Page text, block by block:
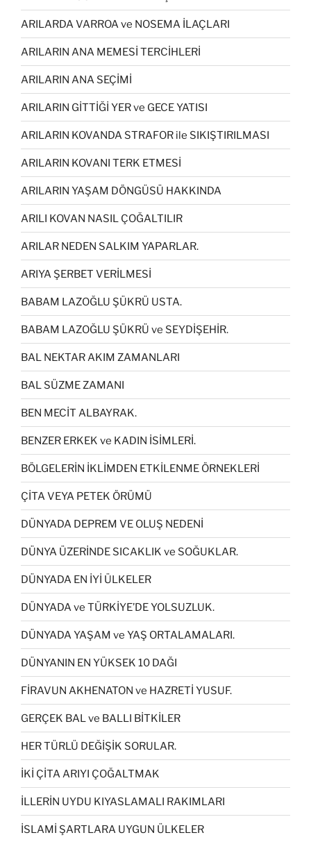
ARILARDA VARROA ve NOSEMA İLAÇLARI
ARILARIN ANA MEMESİ TERCİHLERİ
ARILARIN ANA SEÇİMİ
ARILARIN GİTTİĞİ YER ve GECE YATISI
ARILARIN KOVANDA STRAFOR ile SIKIŞTIRILMASI
ARILARIN KOVANI TERK ETMESİ
ARILARIN YAŞAM DÖNGÜSÜ HAKKINDA
ARILI KOVAN NASIL ÇOĞALTILIR
ARILAR NEDEN SALKIM YAPARLAR.
ARIYA ŞERBET VERİLMESİ
BABAM LAZOĞLU ŞÜKRÜ USTA.
BABAM LAZOĞLU ŞÜKRÜ ve SEYDİŞEHİR.
BAL NEKTAR AKIM ZAMANLARI
BAL SÜZME ZAMANI
BEN MECİT ALBAYRAK.
BENZER ERKEK ve KADIN İSİMLERİ.
BÖLGELERİN İKLİMDEN ETKİLENME ÖRNEKLERİ
ÇİTA VEYA PETEK ÖRÜMÜ
DÜNYADA DEPREM VE OLUŞ NEDENİ
DÜNYA ÜZERİNDE SICAKLIK ve SOĞUKLAR.
DÜNYADA EN İYİ ÜLKELER
DÜNYADA ve TÜRKİYE’DE YOLSUZLUK.
DÜNYADA YAŞAM ve YAŞ ORTALAMALARI.
DÜNYANIN EN YÜKSEK 10 DAĞI
FİRAVUN AKHENATON ve HAZRETİ YUSUF.
GERÇEK BAL ve BALLI BİTKİLER
HER TÜRLÜ DEĞİŞİK SORULAR.
İKİ ÇİTA ARIYI ÇOĞALTMAK
İLLERİN UYDU KIYASLAMALI RAKIMLARI
İSLAMİ ŞARTLARA UYGUN ÜLKELER